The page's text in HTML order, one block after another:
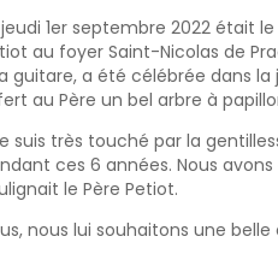
jeudi 1er septembre 2022 était
au foyer Saint-Nicolas de
guitare, a été célébrée dans
au Père un bel arbre à
suis très touché par la
ces 6 années. Nous
le Père Petiot.
nous lui souhaitons une